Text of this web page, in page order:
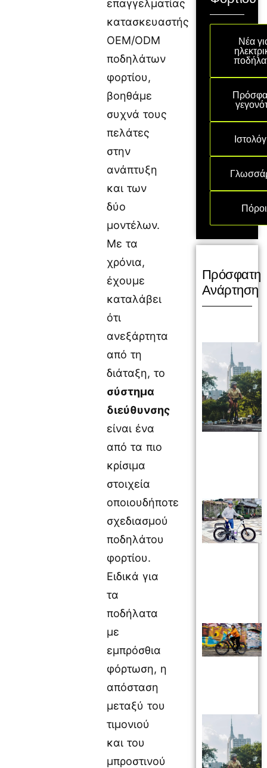
επαγγελματίας
κατασκευαστής
OEM/ODM
ποδηλάτων
φορτίου,
βοηθάμε
συχνά τους
πελάτες
στην
ανάπτυξη
και των
δύο
μοντέλων.
Με τα
χρόνια,
έχουμε
καταλάβει
ότι
ανεξάρτητα
από τη
διάταξη, το
σύστημα
διεύθυνσης
είναι ένα
από τα πιο
κρίσιμα
στοιχεία
οποιουδήποτε
σχεδιασμού
ποδηλάτου
φορτίου.
Ειδικά για
τα
ποδήλατα
με
εμπρόσθια
φόρτωση, η
απόσταση
μεταξύ του
τιμονιού
και του
μπροστινού
Νέα
Πόροι
Πρόσφατη
Ανάρτηση